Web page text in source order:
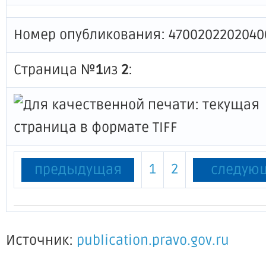
Номер опубликования:
Страница №1из 2:
предыдущая 1 2
Источник: publication.pravo.gov.ru